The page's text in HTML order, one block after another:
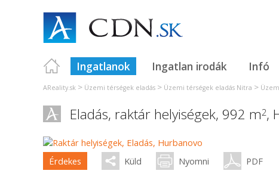
Ingatlanok Ingatlan irodák Infó
AReality.sk > Üzemi térségek eladás > Üzemi térségek eladás Nitra >
Eladás, raktár helyiségek, 992 m2,
Érdekes Küld Nyomni PDF